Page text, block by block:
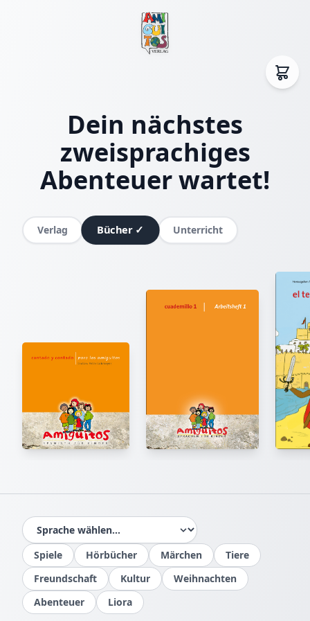
Dein nächstes
zweisprachiges
Abenteuer wartet!
Verlag Bücher ✓ Unterricht
Spiele Hörbücher Märchen
Tiere
Freundschaft
Kultur
Weihnachten
Abenteuer
Liora